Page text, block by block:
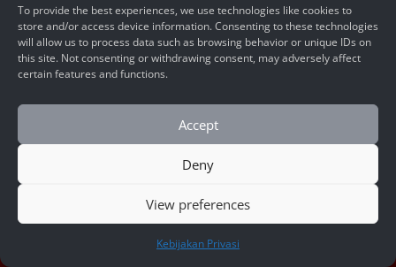
To provide the best experiences, we use technologies like cookies to
store and/or access device information. Consenting to these technologies
will allow us to process data such as browsing behavior or unique IDs on
this site. Not consenting or withdrawing consent, may adversely affect
certain features and functions.
Accept
Deny
View preferences
Kebijakan Privasi
Blog
Machine State
About
Contact Us
HUBUNGI KAMI